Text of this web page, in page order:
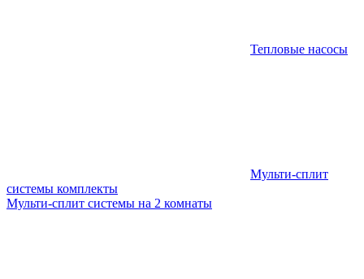
Тепловые насосы
Мульти-сплит
системы комплекты
Мульти-сплит системы на 2 комнаты